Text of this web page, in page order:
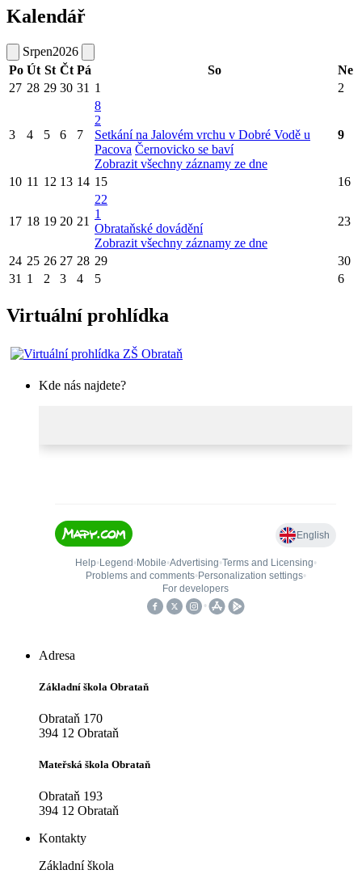
Kalendář
Srpen2026
Po Út St Čt Pá So
Ne
27 28 29 30 31 1 2
3 4 5 6 7
8
2
Setkání na Jalovém vrchu v Dobré Vodě u
Pacova Černovicko se baví
Zobrazit všechny záznamy ze dne
9
10 11 12 13 14 15 16
17 18 19 20 21
22
1
Obrataňské dovádění
Zobrazit všechny záznamy ze dne
23
24 25 26 27 28 29
30
31 1 2 3 4 5 6
Virtuální prohlídka
Kde nás najdete?
Adresa
Základní škola Obrataň
Obrataň 170
394 12 Obrataň
Mateřská škola Obrataň
Obrataň 193
394 12 Obrataň
Kontakty
Základní škola